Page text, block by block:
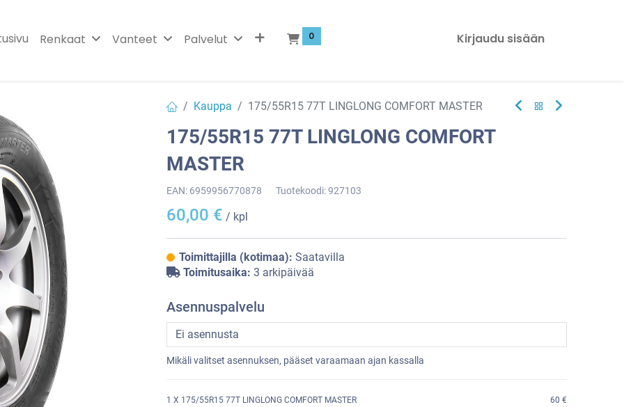
Renkaat Vanteet Palvelut 0 Kirjaudu sisään
Kauppa 175/55R15 77T LINGLONG COMFORT MASTER
175/55R15 77T LINGLONG COMFORT
MASTER
EAN: 6959956770878 Tuotekoodi:927103
60,00 € / kpl
Toimittajilla (kotimaa): Saatavilla
Toimitusaika: 3 arkipäivää
Asennuspalvelu
Mikäli valitset asennuksen, pääset varaamaan ajan kassalla
1 X 175/55R15 77T LINGLONG COMFORT MASTER
60 €